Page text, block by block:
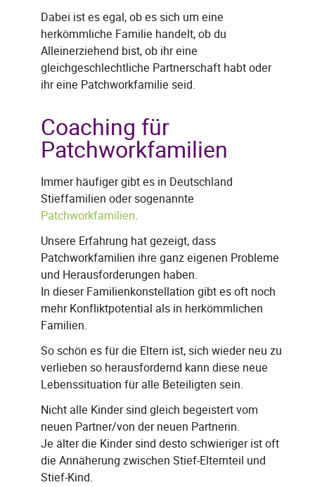
Dabei ist es egal, ob es sich um eine
herkömmliche Familie handelt, ob du
Alleinerziehend bist, ob ihr eine
gleichgeschlechtliche Partnerschaft habt oder
ihr eine Patchworkfamilie seid.
Coaching für
Patchworkfamilien
Immer häufiger gibt es in Deutschland
Stieffamilien oder sogenannte
Patchworkfamilien.
Unsere Erfahrung hat gezeigt, dass
Patchworkfamilien ihre ganz eigenen Probleme
und Herausforderungen haben.
In dieser Familienkonstellation gibt es oft noch
mehr Konfliktpotential als in herkömmlichen
Familien.
So schön es für die Eltern ist, sich wieder neu zu
verlieben so herausfordernd kann diese neue
Lebenssituation für alle Beteiligten sein.
Nicht alle Kinder sind gleich begeistert vom
neuen Partner/von der neuen Partnerin.
Je älter die Kinder sind desto schwieriger ist oft
die Annäherung zwischen Stief-Elternteil und
Stief-Kind.